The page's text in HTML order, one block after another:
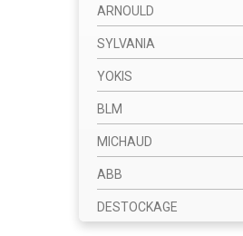
ARNOULD
SYLVANIA
YOKIS
BLM
MICHAUD
ABB
DESTOCKAGE